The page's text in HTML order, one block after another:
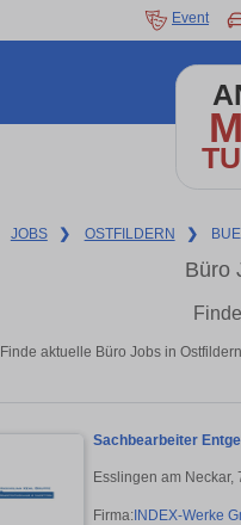
Event
JOBS ❯ OSTFILDERN ❯
Büro
Finde aktuelle Büro Jobs in
Sachbearbeiter
Esslingen am Neckar,
Firma:INDEX-Werke